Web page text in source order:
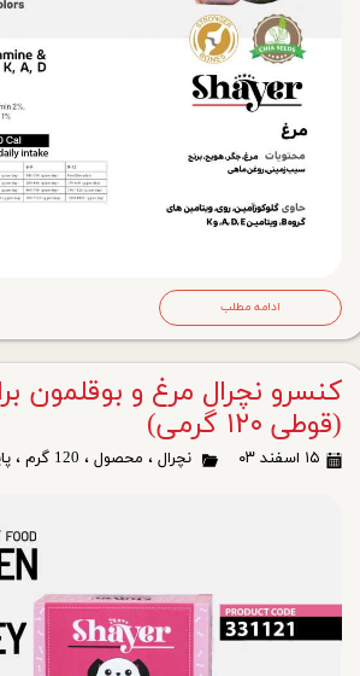
ادامه مطلب
کنسرو نچرال مرغ و بوقلمون
(قوطی ۱۲۰ گرمی)
۱۵ اسفند ۰۳ نچرال ، محصول ، 120 گرم ،